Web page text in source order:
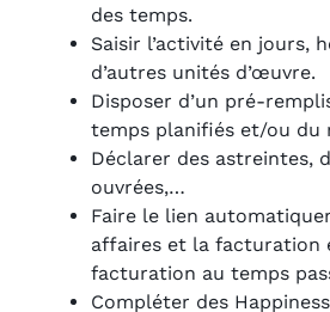
des temps.
Saisir l’activité en jours,
d’autres unités d’œuvre.
Disposer d’un pré-
temps planifiés et/ou du
Déclarer des astreintes,
ouvrées,…
Faire le lien
affaires et la facturation
facturation au temps
Compléter des